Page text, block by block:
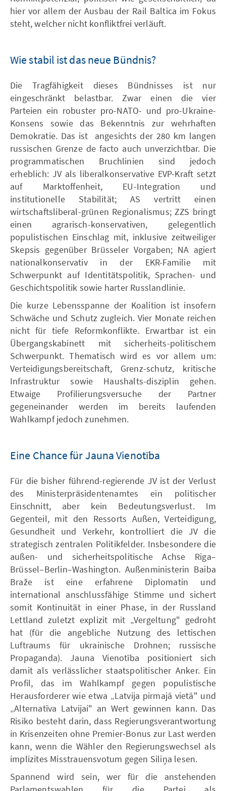
hier vor allem der Ausbau der Rail Baltica im Fokus
steht, welcher nicht konfliktfrei verläuft.
Wie stabil ist das neue Bündnis?
Die Tragfähigkeit dieses Bündnisses ist nur
eingeschränkt belastbar. Zwar einen die vier
Parteien ein robuster pro-NATO- und pro-Ukraine-
Konsens sowie das Bekenntnis zur wehrhaften
Demokratie. Das ist angesichts der 280 km langen
russischen Grenze de facto auch unverzichtbar. Die
programmatischen Bruchlinien sind jedoch
erheblich: JV als liberalkonservative EVP-Kraft setzt
auf Marktoffenheit, EU-Integration und
institutionelle Stabilität; AS vertritt einen
wirtschaftsliberal-grünen Regionalismus; ZZS bringt
einen agrarisch-konservativen, gelegentlich
populistischen Einschlag mit, inklusive zeitweiliger
Skepsis gegenüber Brüsseler Vorgaben; NA agiert
nationalkonservativ in der EKR-Familie mit
Schwerpunkt auf Identitätspolitik, Sprachen- und
Geschichtspolitik sowie harter Russlandlinie.
Die kurze Lebensspanne der Koalition ist insofern
Schwäche und Schutz zugleich. Vier Monate reichen
nicht für tiefe Reformkonflikte. Erwartbar ist ein
Übergangskabinett mit sicherheits-politischem
Schwerpunkt. Thematisch wird es vor allem um:
Verteidigungsbereitschaft, Grenz-schutz, kritische
Infrastruktur sowie Haushalts-disziplin gehen.
Etwaige Profilierungsversuche der Partner
gegeneinander werden im bereits laufenden
Wahlkampf jedoch zunehmen.
Eine Chance für Jauna Vienotība
Für die bisher führend-regierende JV ist der Verlust
des Ministerpräsidentenamtes ein politischer
Einschnitt, aber kein Bedeutungsverlust. Im
Gegenteil, mit den Ressorts Außen, Verteidigung,
Gesundheit und Verkehr, kontrolliert die JV die
strategisch zentralen Politikfelder. Insbesondere die
außen- und sicherheitspolitische Achse Riga–
Brüssel–Berlin–Washington. Außenministerin Baiba
Braže ist eine erfahrene Diplomatin und
international anschlussfähige Stimme und sichert
somit Kontinuität in einer Phase, in der Russland
Lettland zuletzt explizit mit „Vergeltung" gedroht
hat (für die angebliche Nutzung des lettischen
Luftraums für ukrainische Drohnen; russische
Propaganda). Jauna Vienotība positioniert sich
damit als verlässlicher staatspolitischer Anker. Ein
Profil, das im Wahlkampf gegen populistische
Herausforderer wie etwa „Latvija pirmajā vietā" und
„Alternatīva Latvijai" an Wert gewinnen kann. Das
Risiko besteht darin, dass Regierungsverantwortung
in Krisenzeiten ohne Premier-Bonus zur Last werden
kann, wenn die Wähler den Regierungswechsel als
implizites Misstrauensvotum gegen Siliņa lesen.
Spannend wird sein, wer für die anstehenden